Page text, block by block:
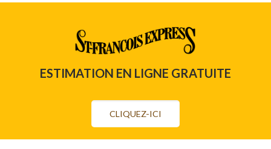
ESTIMATION EN LIGNE GRATUITE
CLIQUEZ-ICI